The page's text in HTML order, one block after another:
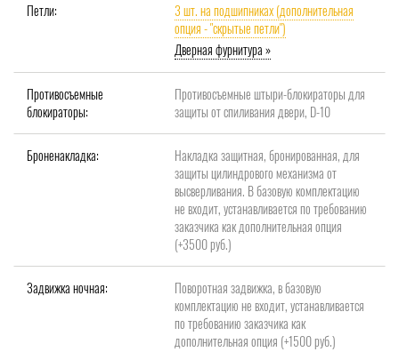
Петли:
3 шт. на подшипниках (дополнительная
опция - "скрытые петли")
Дверная фурнитура »
Противосъемные
блокираторы:
Противосъемные штыри-блокираторы для
защиты от спиливания двери, D-10
Броненакладка:
Накладка защитная, бронированная, для
защиты цилиндрового механизма от
высверливания. В базовую комплектацию
не входит, устанавливается по требованию
заказчика как дополнительная опция
(+3500 руб.)
Задвижка ночная:
Поворотная задвижка, в базовую
комплектацию не входит, устанавливается
по требованию заказчика как
дополнительная опция (+1500 руб.)